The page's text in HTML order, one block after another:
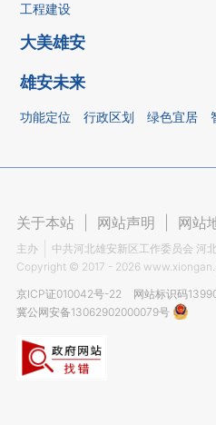
工程建设
大美雄安
雄安未来
功能定位 行政区划 绿色宜居
关于本站 网站声明 网站
主办
中共河北雄安新区工作委员会 河
Copyright © 2017 - 2026
京ICP证010042号-22
网站标识码
冀公网安备13062902000079号